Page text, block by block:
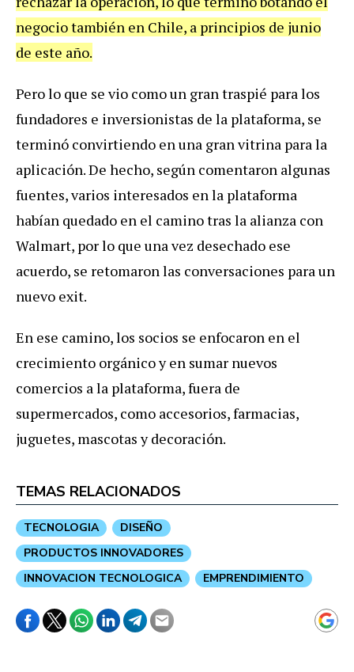
negocio también en Chile, a principios de junio
de este año.
Pero lo que se vio como un gran traspié para los
fundadores e inversionistas de la plataforma, se
terminó convirtiendo en una gran vitrina para la
aplicación. De hecho, según comentaron algunas
fuentes, varios interesados en la plataforma
habían quedado en el camino tras la alianza con
Walmart, por lo que una vez desechado ese
acuerdo, se retomaron las conversaciones para un
nuevo exit.
En ese camino, los socios se enfocaron en el
crecimiento orgánico y en sumar nuevos
comercios a la plataforma, fuera de
supermercados, como accesorios, farmacias,
juguetes, mascotas y decoración.
TEMAS RELACIONADOS
TECNOLOGIA
DISEÑO
PRODUCTOS INNOVADORES
INNOVACION TECNOLOGICA
EMPRENDIMIENTO